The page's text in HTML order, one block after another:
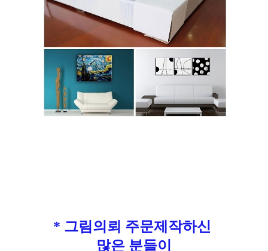
* 그림의뢰 주문제작하신
많은 분들이